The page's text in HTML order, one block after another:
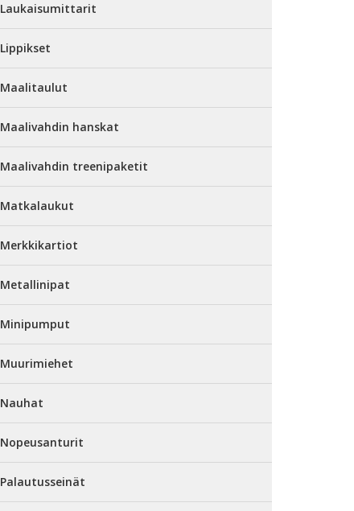
Laukaisumittarit
Lippikset
Maalitaulut
Maalivahdin hanskat
Maalivahdin treenipaketit
Matkalaukut
Merkkikartiot
Metallinipat
Minipumput
Muurimiehet
Nauhat
Nopeusanturit
Palautusseinät